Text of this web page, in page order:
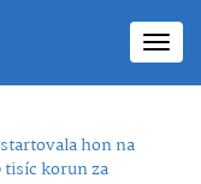
hon na
korun za